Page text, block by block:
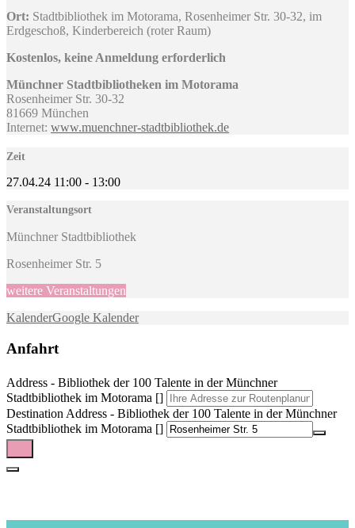
Ort: Stadtbibliothek im Motorama, Rosenheimer Str. 30-32, im
Erdgeschoß, Kinderbereich (roter Raum)
Kostenlos, keine Anmeldung erforderlich
Münchner Stadtbibliotheken im Motorama
Rosenheimer Str. 30-32
81669 München
Internet: www.muenchner-stadtbibliothek.de
Zeit
27.04.24 11:00 - 13:00
Veranstaltungsort
Münchner Stadtbibliothek
Rosenheimer Str. 5
weitere Veranstaltungen
KalenderGoogle Kalender
Anfahrt
Address - Bibliothek der 100 Talente in der Münchner
Stadtbibliothek im Motorama []
Destination Address - Bibliothek der 100 Talente in der Münchner
Stadtbibliothek im Motorama []